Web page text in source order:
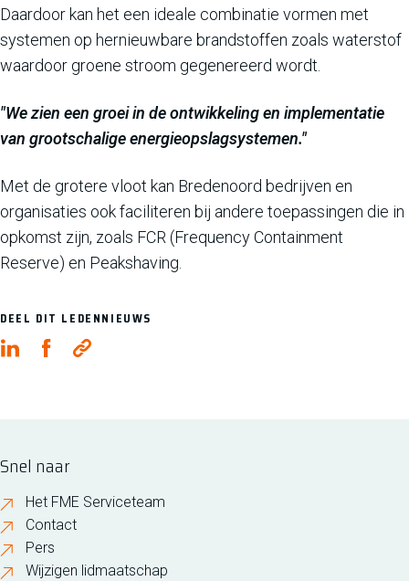
Daardoor kan het een ideale combinatie vormen met
systemen op hernieuwbare brandstoffen zoals waterstof
waardoor groene stroom gegenereerd wordt.
"We zien een groei in de ontwikkeling en implementatie
van grootschalige energieopslagsystemen."
Met de grotere vloot kan Bredenoord bedrijven en
organisaties ook faciliteren bij andere toepassingen die in
opkomst zijn, zoals FCR (Frequency Containment
Reserve) en Peakshaving.
DEEL DIT LEDENNIEUWS
Snel naar
Het FME Serviceteam
Contact
Pers
Wijzigen lidmaatschap